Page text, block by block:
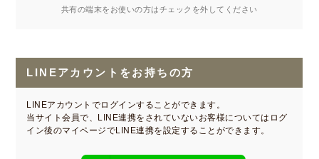
共有の端末をお使いの方はチェックを外してください
LINEアカウントをお持ちの方
LINEアカウントでログインすることができます。
当サイト会員で、LINE連携をされていないお客様についてはログ
イン後のマイページでLINE連携を設定することができます。